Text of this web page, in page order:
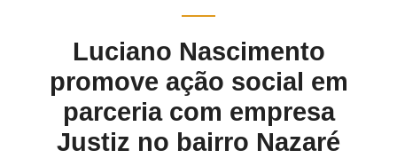
Luciano Nascimento
promove ação social em
parceria com empresa
Justiz no bairro Nazaré